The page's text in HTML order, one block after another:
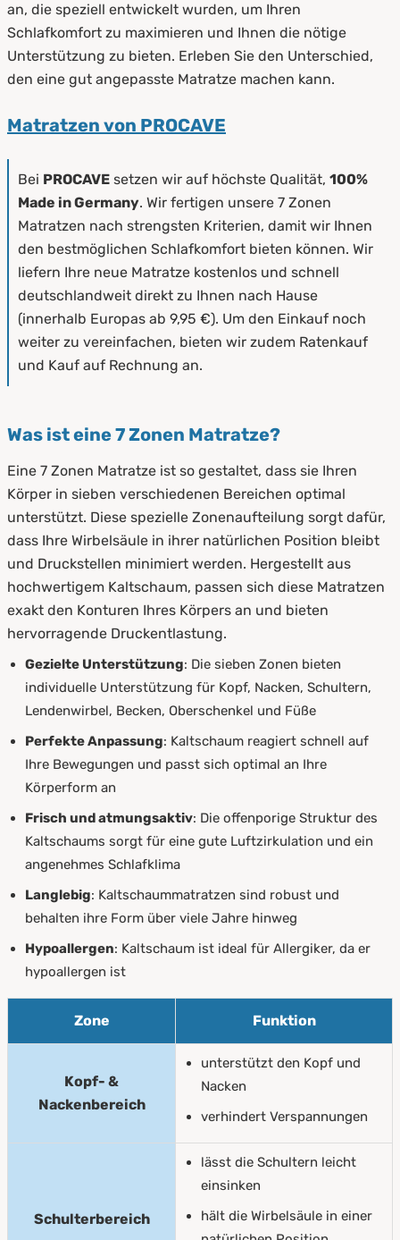
an, die speziell entwickelt wurden, um Ihren
Schlafkomfort zu maximieren und Ihnen die nötige
Unterstützung zu bieten. Erleben Sie den Unterschied,
den eine gut angepasste Matratze machen kann.
Matratzen von PROCAVE
Bei PROCAVE setzen wir auf höchste Qualität, 100%
Made in Germany. Wir fertigen unsere 7 Zonen
Matratzen nach strengsten Kriterien, damit wir Ihnen
den bestmöglichen Schlafkomfort bieten können. Wir
liefern Ihre neue Matratze kostenlos und schnell
deutschlandweit direkt zu Ihnen nach Hause
(innerhalb Europas ab 9,95 €). Um den Einkauf noch
weiter zu vereinfachen, bieten wir zudem Ratenkauf
und Kauf auf Rechnung an.
Was ist eine 7 Zonen Matratze?
Eine 7 Zonen Matratze ist so gestaltet, dass sie Ihren
Körper in sieben verschiedenen Bereichen optimal
unterstützt. Diese spezielle Zonenaufteilung sorgt dafür,
dass Ihre Wirbelsäule in ihrer natürlichen Position bleibt
und Druckstellen minimiert werden. Hergestellt aus
hochwertigem Kaltschaum, passen sich diese Matratzen
exakt den Konturen Ihres Körpers an und bieten
hervorragende Druckentlastung.
Gezielte Unterstützung: Die sieben Zonen bieten
individuelle Unterstützung für Kopf, Nacken, Schultern,
Lendenwirbel, Becken, Oberschenkel und Füße
Perfekte Anpassung: Kaltschaum reagiert schnell auf
Ihre Bewegungen und passt sich optimal an Ihre
Körperform an
Frisch und atmungsaktiv: Die offenporige Struktur des
Kaltschaums sorgt für eine gute Luftzirkulation und ein
angenehmes Schlafklima
Langlebig: Kaltschaummatratzen sind robust und
behalten ihre Form über viele Jahre hinweg
Hypoallergen: Kaltschaum ist ideal für Allergiker, da er
hypoallergen ist
Zone Funktion
Kopf- &
Nackenbereich
unterstützt den Kopf und
Nacken
verhindert Verspannungen
Schulterbereich
lässt die Schultern leicht
einsinken
hält die Wirbelsäule in einer